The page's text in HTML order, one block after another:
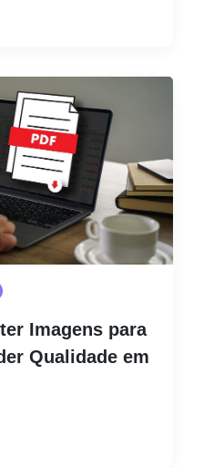
Imagens para
Qualidade em